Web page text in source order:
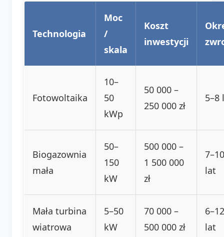
Technologia
Moc
/
skala
Koszt
inwestycji
Fotowoltaika
10–
50
kWp
50 000 –
250 000 zł
5–8
Biogazownia
mała
50–
150
kW
500 000 –
1 500 000
zł
7–10
lat
Mała turbina
wiatrowa
5–50
kW
70 000 –
500 000 zł
6–12
lat